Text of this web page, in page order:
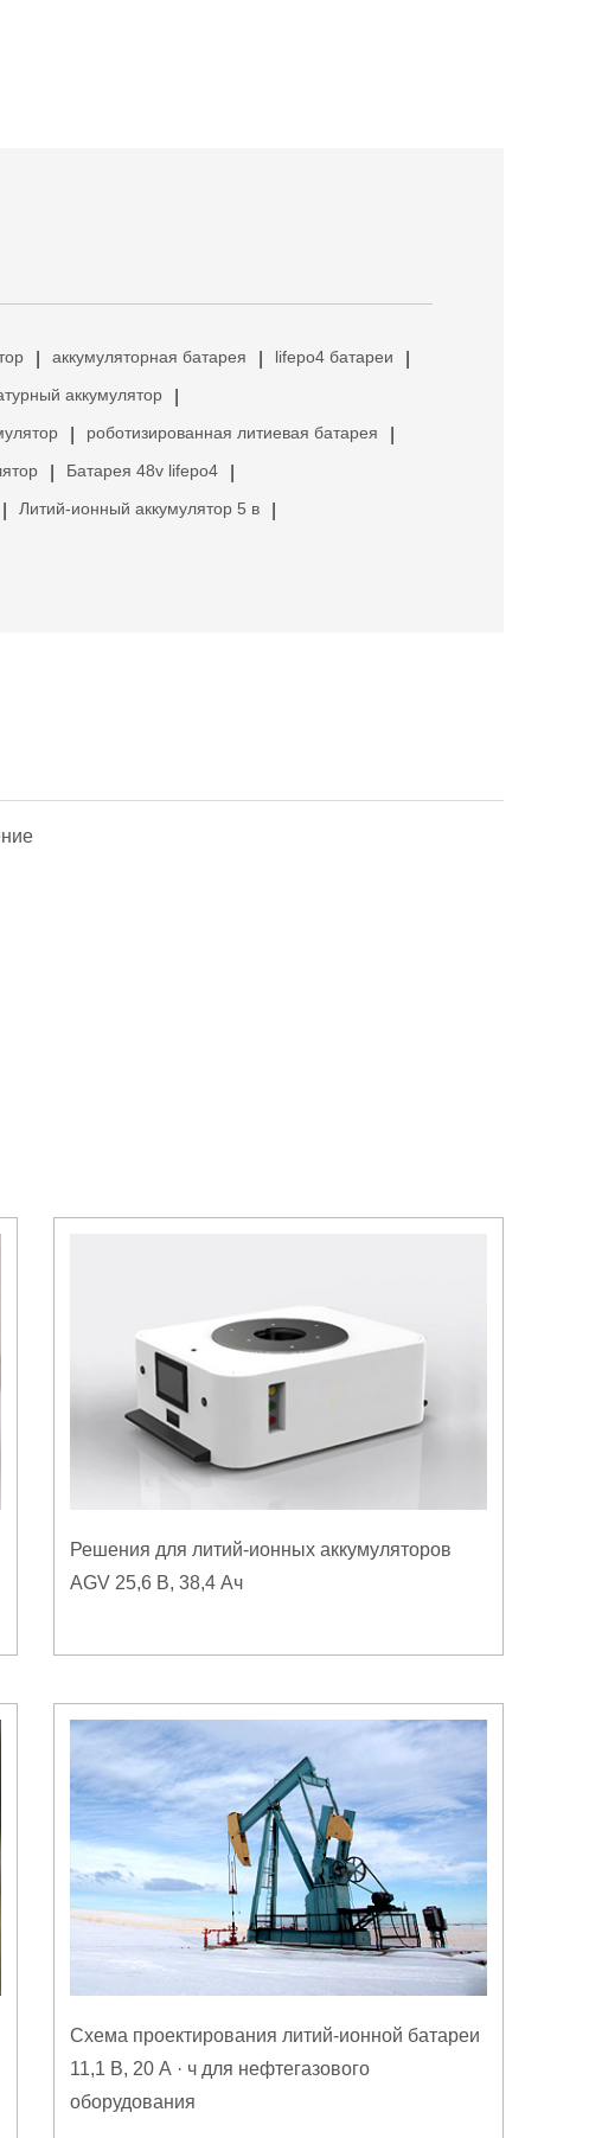
аккумуляторная батарея lifepo4 батареи
аккумулятор
роботизированная литиевая батарея
Батарея 48v lifepo4
Литий-ионный аккумулятор 5 в
Решения для литий-ионных аккумуляторов
AGV 25,6 В, 38,4 Ач
Схема проектирования литий-ионной батареи
11,1 В, 20 А · ч для нефтегазового
оборудования